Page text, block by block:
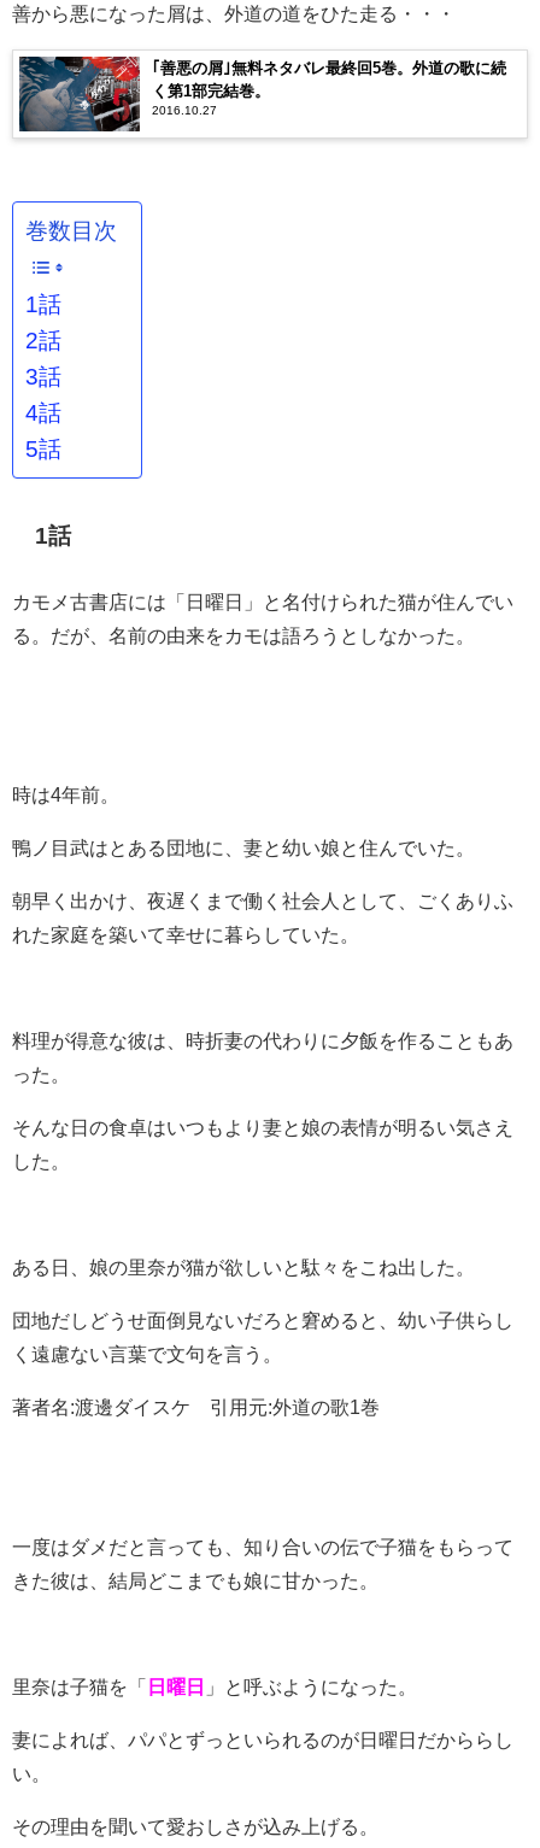
善から悪になった屑は、外道の道をひた走る・・・
｢善悪の屑｣無料ネタバレ最終回5巻。外道の歌に続
く第1部完結巻。
2016.10.27
巻数目次
1話
2話
3話
4話
5話
1話
カモメ古書店には「日曜日」と名付けられた猫が住んでい
る。だが、名前の由来をカモは語ろうとしなかった。
時は4年前。
鴨ノ目武はとある団地に、妻と幼い娘と住んでいた。
朝早く出かけ、夜遅くまで働く社会人として、ごくありふ
れた家庭を築いて幸せに暮らしていた。
料理が得意な彼は、時折妻の代わりに夕飯を作ることもあ
った。
そんな日の食卓はいつもより妻と娘の表情が明るい気さえ
した。
ある日、娘の里奈が猫が欲しいと駄々をこね出した。
団地だしどうせ面倒見ないだろと窘めると、幼い子供らし
く遠慮ない言葉で文句を言う。
著者名:渡邊ダイスケ 引用元:外道の歌1巻
一度はダメだと言っても、知り合いの伝で子猫をもらって
きた彼は、結局どこまでも娘に甘かった。
里奈は子猫を「 日曜日 」と呼ぶようになった。
妻によれば、パパとずっといられるのが日曜日だかららし
い。
その理由を聞いて愛おしさが込み上げる。